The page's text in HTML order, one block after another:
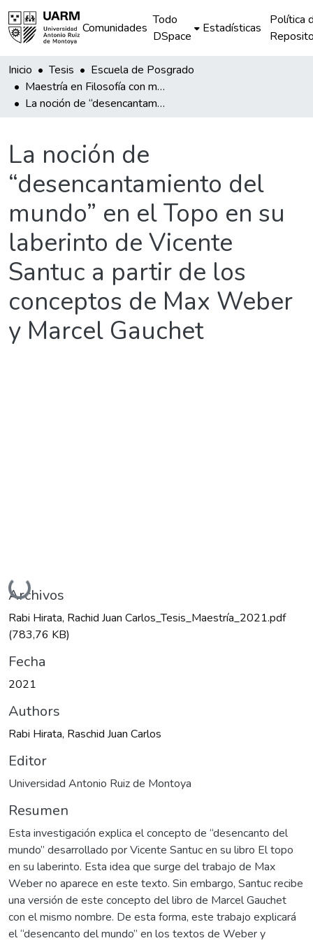
Comunidades
Todo
DSpace
Estadísticas
Política
Inicio Tesis
Escuela de Posgrado
Maestría en Filosofía con mención en Ética y Política
La noción de “desencantamiento del mundo” en el Topo en su laberinto de Vicente Santuc a partir de los conceptos de Max Weber y Marcel Gauchet
La noción de
“desencantamiento del
mundo” en el Topo en su
laberinto de Vicente
Santuc a partir de los
conceptos de Max Weber
y Marcel Gauchet
Cargando...
Archivos
Rabi Hirata, Rachid Juan Carlos_Tesis_Maestría_2021.pdf
(783,76 KB)
Fecha
2021
Authors
Rabi Hirata, Raschid Juan Carlos
Editor
Universidad Antonio Ruiz de Montoya
Resumen
Esta investigación explica el concepto de “desencanto del
mundo” desarrollado por Vicente Santuc en su libro El topo
en su laberinto. Esta idea que surge del trabajo de Max
Weber no aparece en este texto. Sin embargo, Santuc recibe
una versión de este concepto del libro de Marcel Gauchet
con el mismo nombre. De esta forma, este trabajo explicará
el “desencanto del mundo” en los textos de Weber y